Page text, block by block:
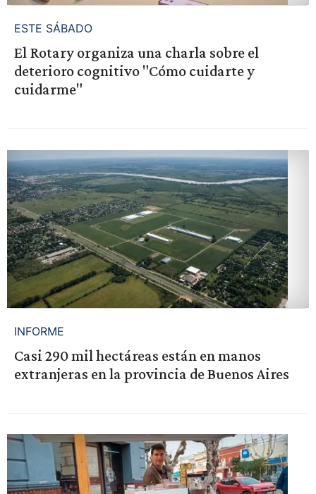
ESTE SÁBADO
El Rotary organiza una charla sobre el
deterioro cognitivo "Cómo cuidarte y
cuidarme"
INFORME
Casi 290 mil hectáreas están en manos
extranjeras en la provincia de Buenos Aires